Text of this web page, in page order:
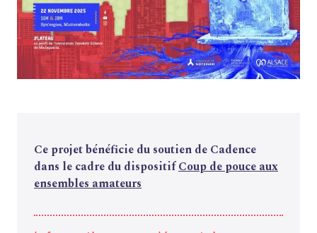
Ce projet bénéficie du soutien de Cadence
dans le cadre du dispositifCoup de pouce aux
ensembles amateurs
FORMATIONS
ACCOMPAGNEMENT
ACTIONS ARTISTIQUES
RESSOURCES
QUI SOMMES-NOUS ?